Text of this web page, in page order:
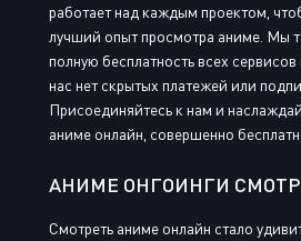
работает над каждым проектом,
лучший опыт просмотра аниме. Мы
полную бесплатность всех
нас нет скрытых платежей или
Присоединяйтесь к нам и
аниме онлайн, совершенно
АНИМЕ ОНГОИНГИ
Смотреть аниме онлайн стало